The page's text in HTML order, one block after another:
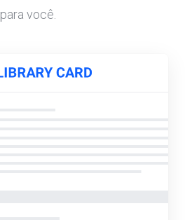
para você.